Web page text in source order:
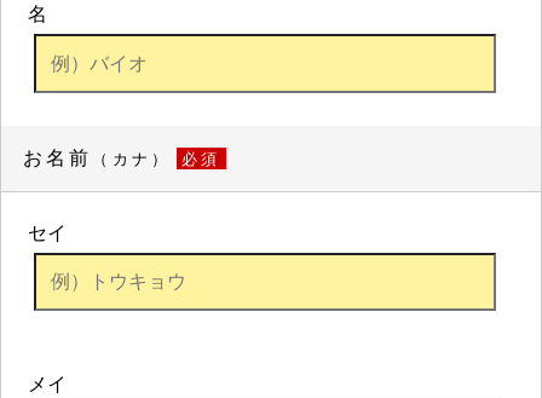
名
お名前 （カナ） 必須
セイ
メイ